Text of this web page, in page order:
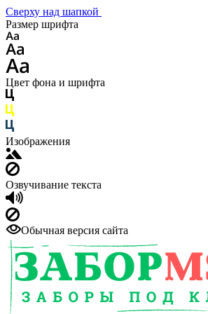
Сверху над шапкой
Размер шрифта
Цвет фона и шрифта
Изображения
Озвучивание текста
Обычная версия сайта